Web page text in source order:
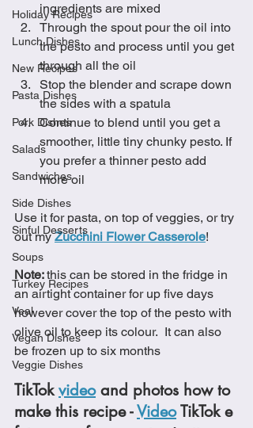
Holiday Recipes
Lunch Dishes
New Recipes
Pasta Dishes
Pork Dishes
Salads
Sandwiches
Side Dishes
Sinful Desserts
Soups
Turkey Recipes
Veal
Vegan Dishes
Veggie Dishes
ingredients are mixed
Through the spout pour the oil into
the pesto and process until you get
through all the oil
Stop the blender and scrape down
the sides with a spatula
Continue to blend until you get a
smoother, little tiny chunky pesto. If
you prefer a thinner pesto add
more oil
Use it for pasta, on top of veggies, or try
out my Zucchini Flower Casserole!
Note: this can be stored in the fridge in
an airtight container for up five days
however cover the top of the pesto with
olive oil to keep its colour.  It can also
be frozen up to six months
TikTok video and photos how to
make this recipe - Video TikTok e